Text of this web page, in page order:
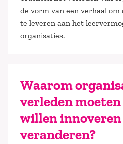
de vorm van een verhaal
te leveren aan het
organisaties.
Waarom
verleden
willen
veranderen?